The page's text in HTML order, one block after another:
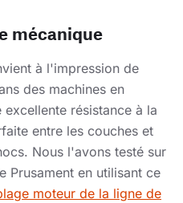
mécanique
à l'impression de
des machines en
résistance à la
entre les couches et
Nous l'avons testé sur
Prusament en utilisant ce
moteur de la ligne de